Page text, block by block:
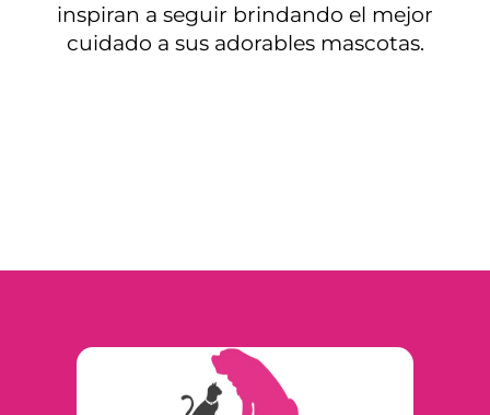
inspiran a seguir brindando el mejor
cuidado a sus adorables mascotas.